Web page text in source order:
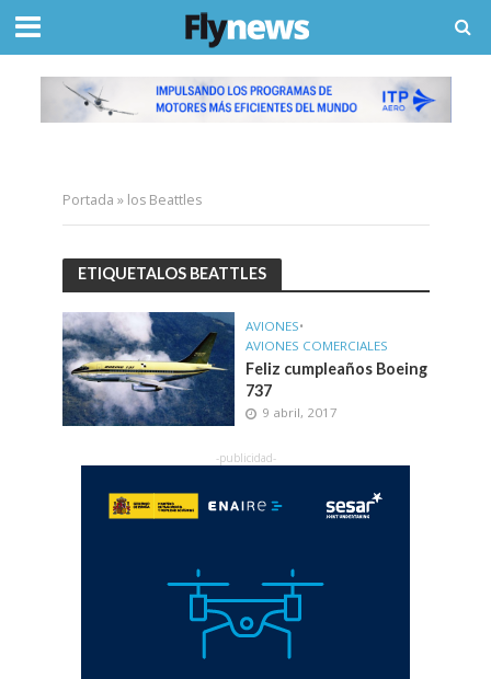
Portada » los Beattles
ETIQUETALOS BEATTLES
AVIONES•
AVIONES COMERCIALES
Feliz cumpleaños Boeing
737
9 abril, 2017